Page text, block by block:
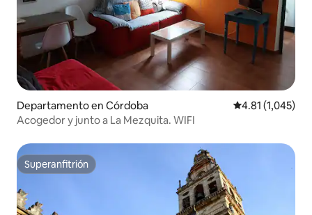
Departamento en Córdoba Calificación
4.81 (1,045)
Acogedor y junto a La Mezquita. WIFI
Superanfitrión
Superanfitrión